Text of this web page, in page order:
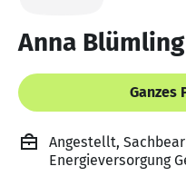
Anna Blümling
Ganzes
Angestellt,
Energieversorgung